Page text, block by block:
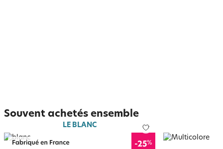
Souvent achetés ensemble
LE BLANC
-25%